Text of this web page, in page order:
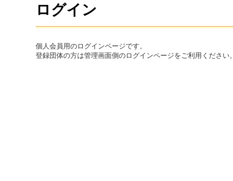
ログイン
個人会員用のログインページです。
登録団体の方は管理画面側のログインページをご利用ください。